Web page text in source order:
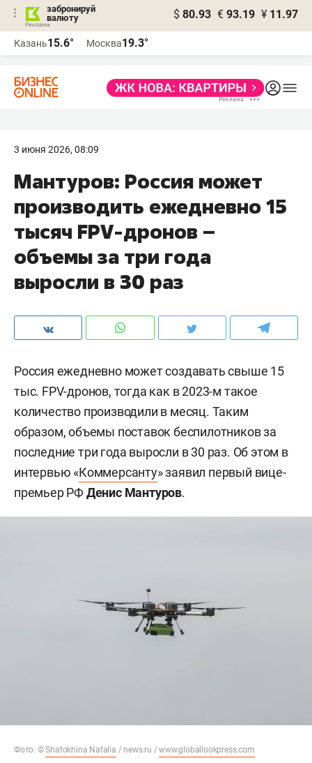
забронируй
валюту
$ 80.93 € 93.19 ¥ 11.97
Казань15.6° Москва19.3°
3 июня 2026, 08:09
Мантуров: Россия может
производить ежедневно 15
тысяч FPV-дронов –
объемы за три года
выросли в 30 раз
Россия ежедневно может создавать свыше 15
тыс. FPV-дронов, тогда как в 2023-м такое
количество производили в месяц. Таким
образом, объемы поставок беспилотников за
последние три года выросли в 30 раз. Об этом в
интервью «Коммерсанту» заявил первый вице-
премьер РФДенис Мантуров.
Фото: ©Shatokhina Natalia / news.ru /www.globallookpress.com